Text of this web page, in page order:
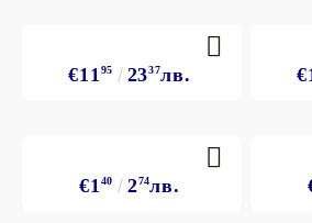
€11 95 2337лв.
€1 40 274лв.